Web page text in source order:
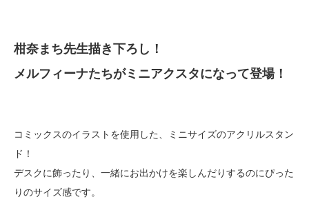
柑奈まち先生描き下ろし！
メルフィーナたちがミニアクスタになって登場！
コミックスのイラストを使用した、ミニサイズのアクリルスタン
ド！
デスクに飾ったり、一緒にお出かけを楽しんだりするのにぴった
りのサイズ感です。